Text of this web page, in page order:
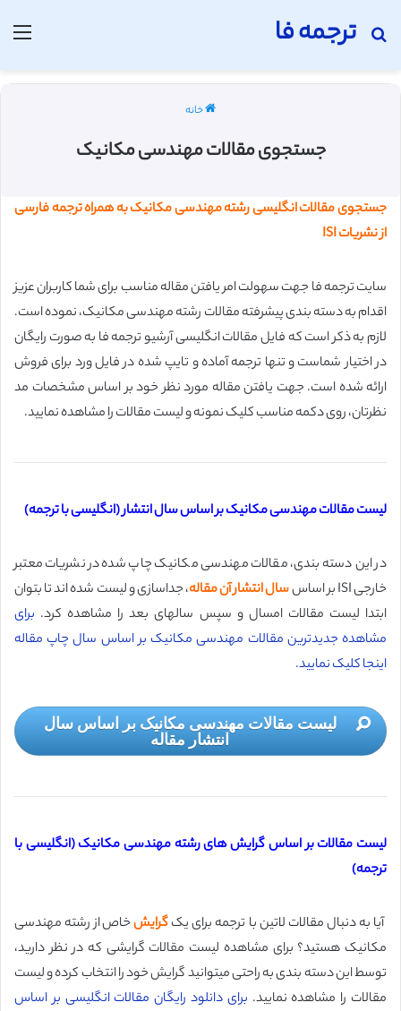
ترجمه فا
جستجو برای
خانه
جستجوی مقالات مهندسی مکانیک
جستجوی مقالات انگلیسی رشته مهندسی مکانیک به همراه ترجمه فارسی
از نشریات ISI
سایت ترجمه فا جهت سهولت امر یافتن مقاله مناسب برای شما کاربران عزیز
اقدام به دسته بندی پیشرفته مقالات رشته مهندسی مکانیک، نموده است.
لازم به ذکر است که فایل مقالات انگلیسی آرشیو ترجمه فا به صورت رایگان
در اختیار شماست و تنها ترجمه آماده و تایپ شده در فایل ورد برای فروش
ارائه شده است. جهت یافتن مقاله مورد نظر خود بر اساس مشخصات مد
نظرتان، روی دکمه مناسب کلیک نمونه و لیست مقالات را مشاهده نمایید.
لیست مقالات مهندسی مکانیک بر اساس سال انتشار (انگلیسی با ترجمه)
در این دسته بندی، مقالات مهندسی مکانیک چاپ شده در نشریات معتبر
خارجی ISI بر اساس
سال انتشار آن مقاله، جداسازی و لیست شده اند تا بتوان
ابتدا لیست مقالات امسال و سپس سالهای بعد را مشاهده کرد. برای
مشاهده جدیدترین مقالات مهندسی مکانیک بر اساس سال چاپ مقاله
اینجا کلیک نمایید.
لیست مقالات مهندسی مکانیک بر اساس سال
انتشار مقاله
لیست مقالات بر اساس گرایش های رشته مهندسی مکانیک (انگلیسی با
ترجمه)
آیا به دنبال مقالات لاتین با ترجمه برای یکگرایشخاص از رشته مهندسی
مکانیک هستید؟ برای مشاهده لیست مقالات گرایشی که در نظر دارید،
توسط این دسته بندی به راحتی میتوانید گرایش خود را انتخاب کرده و لیست
مقالات را مشاهده نمایید. برای دانلود رایگان مقالات انگلیسی بر اساس